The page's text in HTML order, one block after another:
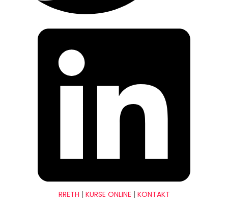
RRETH | KURSE ONLINE | KONTAKT